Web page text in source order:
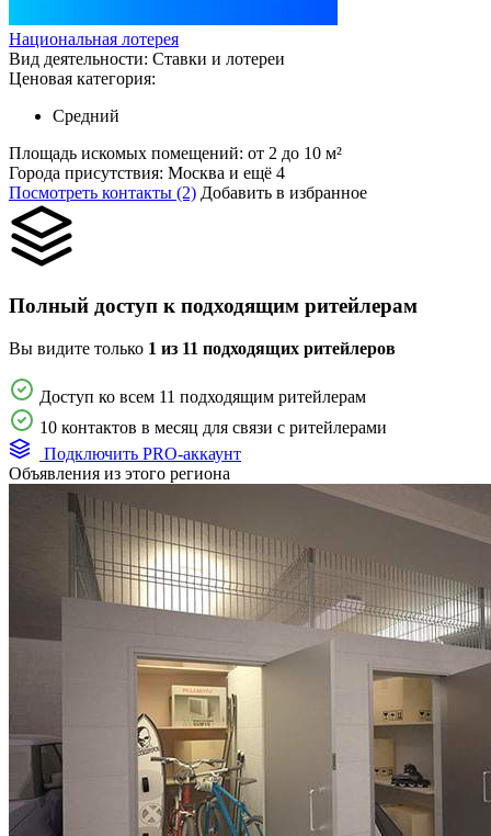
Национальная лотерея
Вид деятельности: Ставки и лотереи
Ценовая категория:
Средний
Площадь искомых помещений: от 2 до 10 м²
Города присутствия: Москва и ещё 4
Посмотреть контакты (2) Добавить в избранное
Полный доступ к подходящим ритейлерам
Вы видите только 1 из 11 подходящих ритейлеров
Доступ ко всем 11 подходящим ритейлерам
10 контактов в месяц для связи с ритейлерами
Подключить PRO-аккаунт
Объявления из этого региона